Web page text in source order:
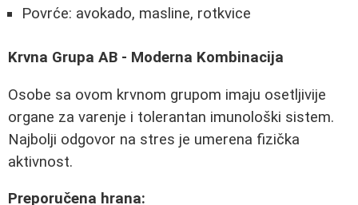
Povrće: avokado, masline, rotkvice
Krvna Grupa AB - Moderna Kombinacija
Osobe sa ovom krvnom grupom imaju osetljivije
organe za varenje i tolerantan imunološki sistem.
Najbolji odgovor na stres je umerena fizička
aktivnost.
Preporučena hrana: